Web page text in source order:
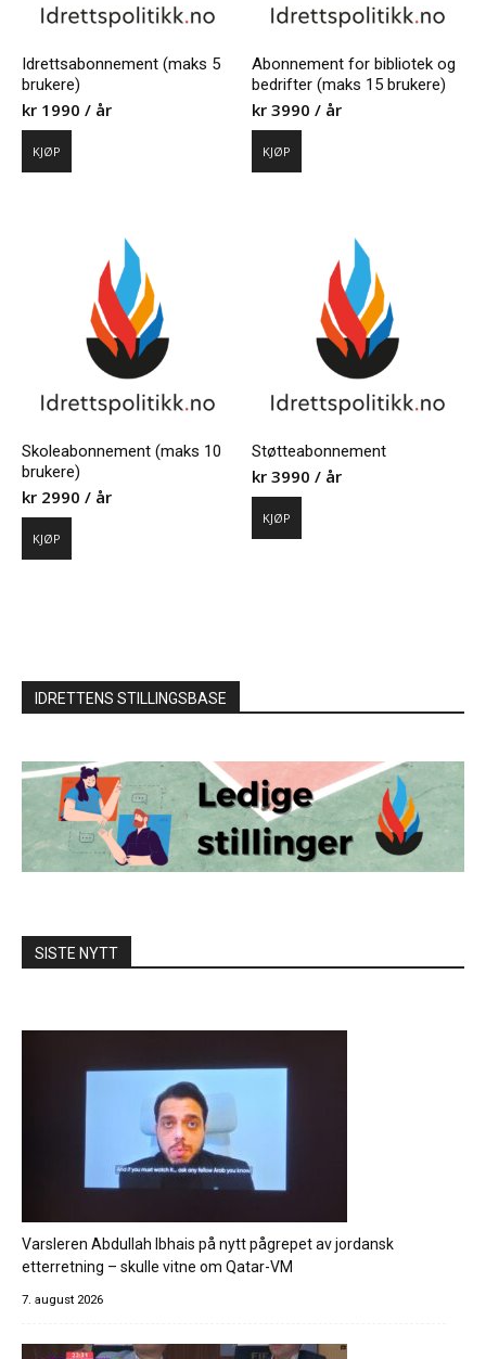
Idrettsabonnement (maks 5
brukere)
kr 1990 / år
KJØP
Abonnement for bibliotek og
bedrifter (maks 15 brukere)
kr 3990 / år
KJØP
Skoleabonnement (maks 10
brukere)
kr 2990 / år
KJØP
Støtteabonnement
kr 3990 / år
KJØP
IDRETTENS STILLINGSBASE
SISTE NYTT
Varsleren Abdullah Ibhais på nytt pågrepet av jordansk
etterretning – skulle vitne om Qatar-VM
7. august 2026